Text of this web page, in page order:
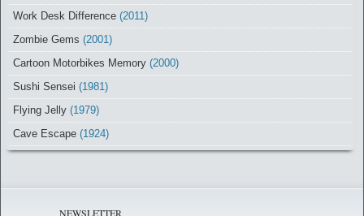
Work Desk Difference (2011)
Zombie Gems (2001)
Cartoon Motorbikes Memory (2000)
Sushi Sensei (1981)
Flying Jelly (1979)
Cave Escape (1924)
NEWSLETTER